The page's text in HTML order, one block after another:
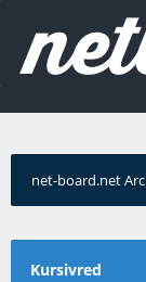
net-board.net
Kursivred